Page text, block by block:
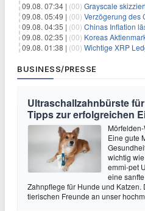
09.08. 07:34 | (00) Grayscale skizziert
09.08. 05:49 | (00) Verzögerung des
09.08. 04:35 | (00) Chinas Inflation lässt nach: Ein
09.08. 02:35 | (00) Koreas Aktienmarkt
09.08. 01:38 | (00) Wichtige XRP Ledger
BUSINESS/PRESSE
Ultraschallzahnbürste
Tipps zur erfolgreichen
Eine gute
wichtig
emmi-pet
eine
Zahnpflege für Hunde und
tierischen Freunde an unser